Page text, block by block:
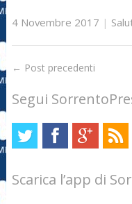
4 Novembre 2017 |
← Post precedenti
Segui
Scarica l’app di